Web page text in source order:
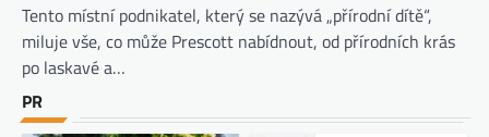
Tento místní podnikatel, který se nazývá „přírodní dítě“,
miluje vše, co může Prescott nabídnout, od přírodních krás
po laskavé a…
PR